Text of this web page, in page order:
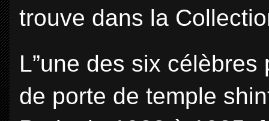
trouve dans la
L”une des six
de porte de temple